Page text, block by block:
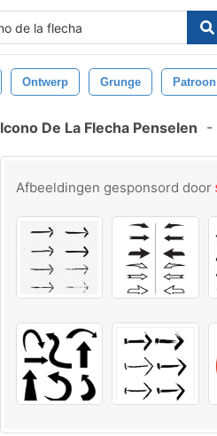
Ontwerp Grunge Patroon
Icono De La Flecha Penselen -
Afbeeldingen gesponsord door